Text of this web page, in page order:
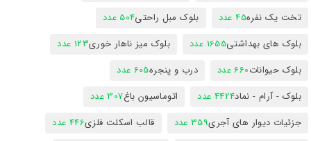
تخت یک نفره45 عدد بلوک مبل راحتی504 عدد
بلوک های بهداشتی1655 عدد بلوک میز ناهار خوری123 عدد
بلوک حیوانات660 عدد درب و پنجره605 عدد
بلوک - آرام - نماد4424 عدد اتوماسیون باغ307 عدد
جزئیات دیوار های آجری359 عدد قالب اسکلت فلزی446 عدد